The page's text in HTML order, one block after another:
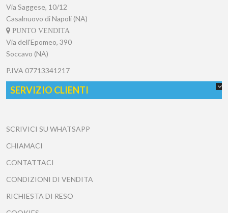
Via Saggese, 10/12
Casalnuovo di Napoli (NA)
PUNTO VENDITA
Via dell'Epomeo, 390
Soccavo (NA)
P.IVA 07713341217
SERVIZIO CLIENTI
SCRIVICI SU WHATSAPP
CHIAMACI
CONTATTACI
CONDIZIONI DI VENDITA
RICHIESTA DI RESO